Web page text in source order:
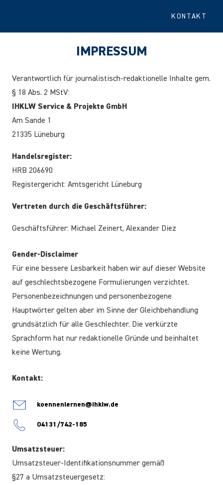
KONTAKT
IMPRESSUM
Verantwortlich für journalistisch-redaktionelle Inhalte gem.
§ 18 Abs. 2 MStV:
IHKLW Service & Projekte GmbH
Am Sande 1
21335 Lüneburg
Handelsregister:
HRB 206690
Registergericht: Amtsgericht Lüneburg
Vertreten durch die Geschäftsführer:
Geschäftsführer: Michael Zeinert, Alexander Diez
Gender-Disclaimer
Für eine bessere Lesbarkeit haben wir auf dieser Website
auf geschlechtsbezogene Formulierungen verzichtet.
Personenbezeichnungen und personenbezogene
Hauptwörter gelten aber im Sinne der Gleichbehandlung
grundsätzlich für alle Geschlechter. Die verkürzte
Sprachform hat nur redaktionelle Gründe und beinhaltet
keine Wertung.
Kontakt:
koennenlernen@ihklw.de
04131/742-185
Umsatzsteuer:
Umsatzsteuer-Identifikationsnummer gemäß
§27 a Umsatzsteuergesetz: